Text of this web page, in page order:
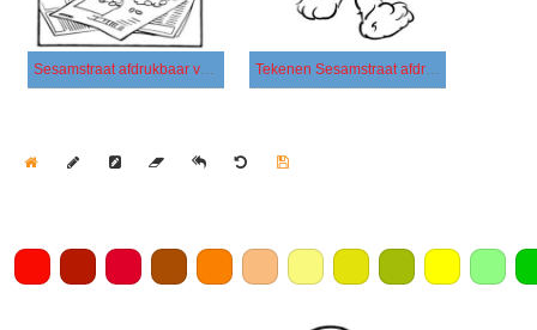
Sesamstraat afdrukbaar voor kinderen Tekenen Sesamstraat afdrukbaar eenvoudig